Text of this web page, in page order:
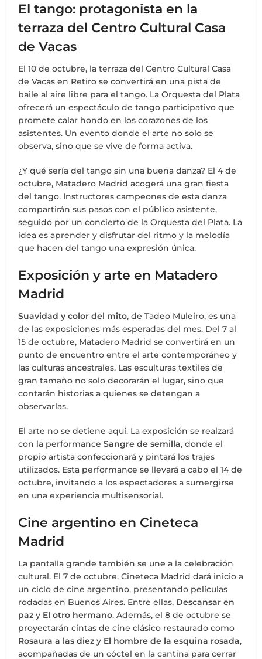
El tango: protagonista en la
terraza del Centro Cultural Casa
de Vacas
El 10 de octubre, la terraza del Centro Cultural Casa
de Vacas en Retiro se convertirá en una pista de
baile al aire libre para el tango. La Orquesta del Plata
ofrecerá un espectáculo de tango participativo que
promete calar hondo en los corazones de los
asistentes. Un evento donde el arte no solo se
observa, sino que se vive de forma activa.
¿Y qué sería del tango sin una buena danza? El 4 de
octubre, Matadero Madrid acogerá una gran fiesta
del tango. Instructores campeones de esta danza
compartirán sus pasos con el público asistente,
seguido por un concierto de la Orquesta del Plata. La
idea es aprender y disfrutar del ritmo y la melodía
que hacen del tango una expresión única.
Exposición y arte en Matadero
Madrid
Suavidad y color del mito, de Tadeo Muleiro, es una
de las exposiciones más esperadas del mes. Del 7 al
15 de octubre, Matadero Madrid se convertirá en un
punto de encuentro entre el arte contemporáneo y
las culturas ancestrales. Las esculturas textiles de
gran tamaño no solo decorarán el lugar, sino que
contarán historias a quienes se detengan a
observarlas.
El arte no se detiene aquí. La exposición se realzará
con la performanceSangre de semilla, donde el
propio artista confeccionará y pintará los trajes
utilizados. Esta performance se llevará a cabo el 14 de
octubre, invitando a los espectadores a sumergirse
en una experiencia multisensorial.
Cine argentino en Cineteca
Madrid
La pantalla grande también se une a la celebración
cultural. El 7 de octubre, Cineteca Madrid dará inicio a
un ciclo de cine argentino, presentando películas
rodadas en Buenos Aires. Entre ellas, Descansar en
paz y El otro hermano. Además, el 8 de octubre se
proyectarán cintas de cine clásico restaurado como
Rosaura a las diez y El hombre de la esquina rosada,
acompañadas de un cóctel en la cantina para cerrar